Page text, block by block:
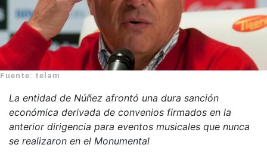
Fuente: telam
La entidad de Núñez afrontó una dura sanción
económica derivada de convenios firmados en la
anterior dirigencia para eventos musicales que nunca
se realizaron en el Monumental